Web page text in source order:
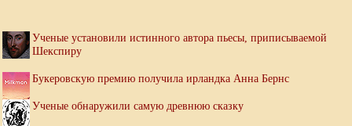
Ученые установили истинного автора пьесы, приписываемой
Шекспиру
Букеровскую премию получила ирландка Анна Бернс
Ученые обнаружили самую древнюю сказку